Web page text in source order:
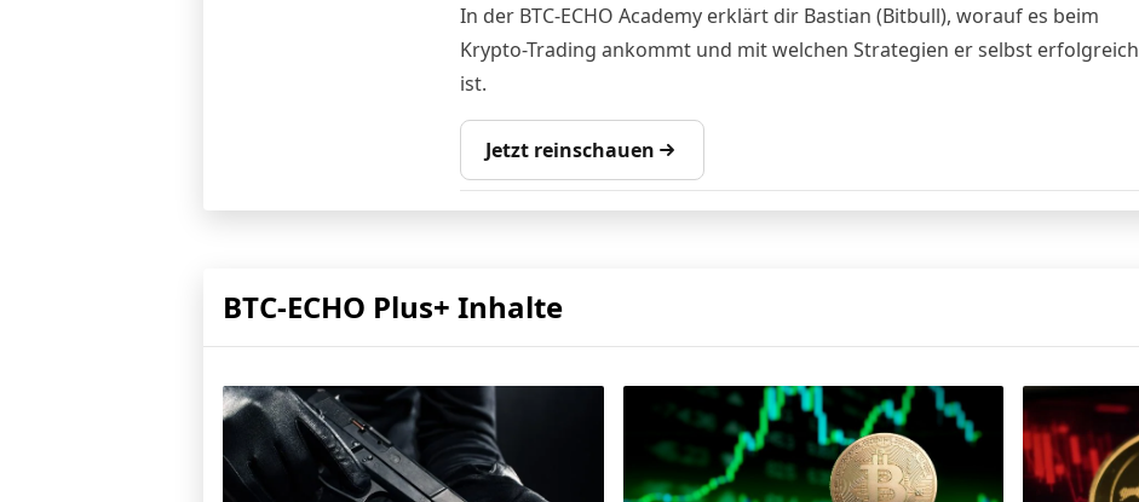
In der BTC-ECHO Academy erklärt dir Bastian (Bitbull), worauf es beim
Krypto-Trading ankommt und mit welchen Strategien er selbst erfolgreich
ist.
Jetzt reinschauen
BTC-ECHO Plus+ Inhalte